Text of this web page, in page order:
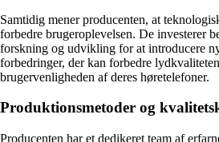
Samtidig mener producenten, at
forbedre brugeroplevelsen. De investerer
forskning og udvikling for at introducere
forbedringer, der kan forbedre
brugervenligheden af deres høretelefoner.
Produktionsmetoder og
Producenten har et dedikeret team af